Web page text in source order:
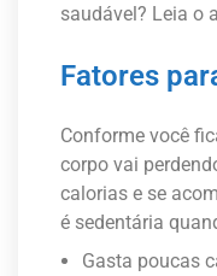
saudável? Leia o
Fatores
Conforme você
corpo vai
calorias e se
é sedentária
Gasta poucas